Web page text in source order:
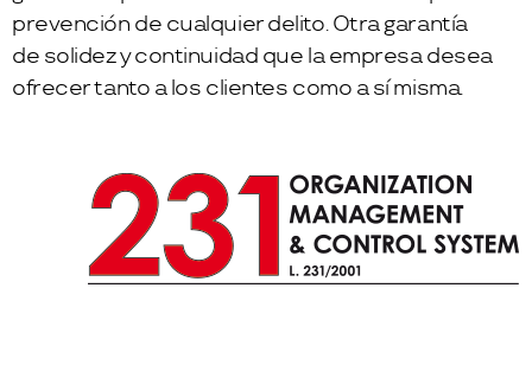
prevención de cualquier delito. Otra garantía
de solidez y continuidad que la empresa desea
ofrecer tanto a los clientes como a sí misma.